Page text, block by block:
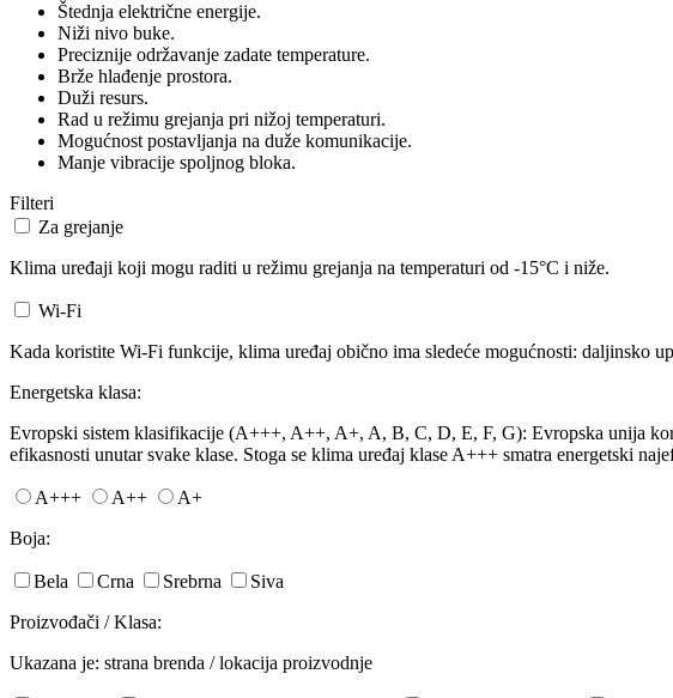
Štednja električne energije.
Niži nivo buke.
Preciznije održavanje zadate temperature.
Brže hlađenje prostora.
Duži resurs.
Rad u režimu grejanja pri nižoj temperaturi.
Mogućnost postavljanja na duže komunikacije.
Manje vibracije spoljnog bloka.
Filteri
Za grejanje
Klima uređaji koji mogu raditi u režimu grejanja na temperaturi od -15°C i niže.
Wi-Fi
Kada koristite Wi-Fi funkcije, klima uređaj obično ima sledeće mogućnosti: daljinsko
Energetska klasa:
Evropski sistem klasifikacije (A+++, A++, A+, A, B, C, D, E, F, G): Evropska unija
efikasnosti unutar svake klase. Stoga se klima uređaj klase A+++ smatra energetski
A+++ A++
A+
Boja:
Bela Crna Srebrna
Siva
Proizvođači / Klasa:
Ukazana je: strana brenda / lokacija proizvodnje